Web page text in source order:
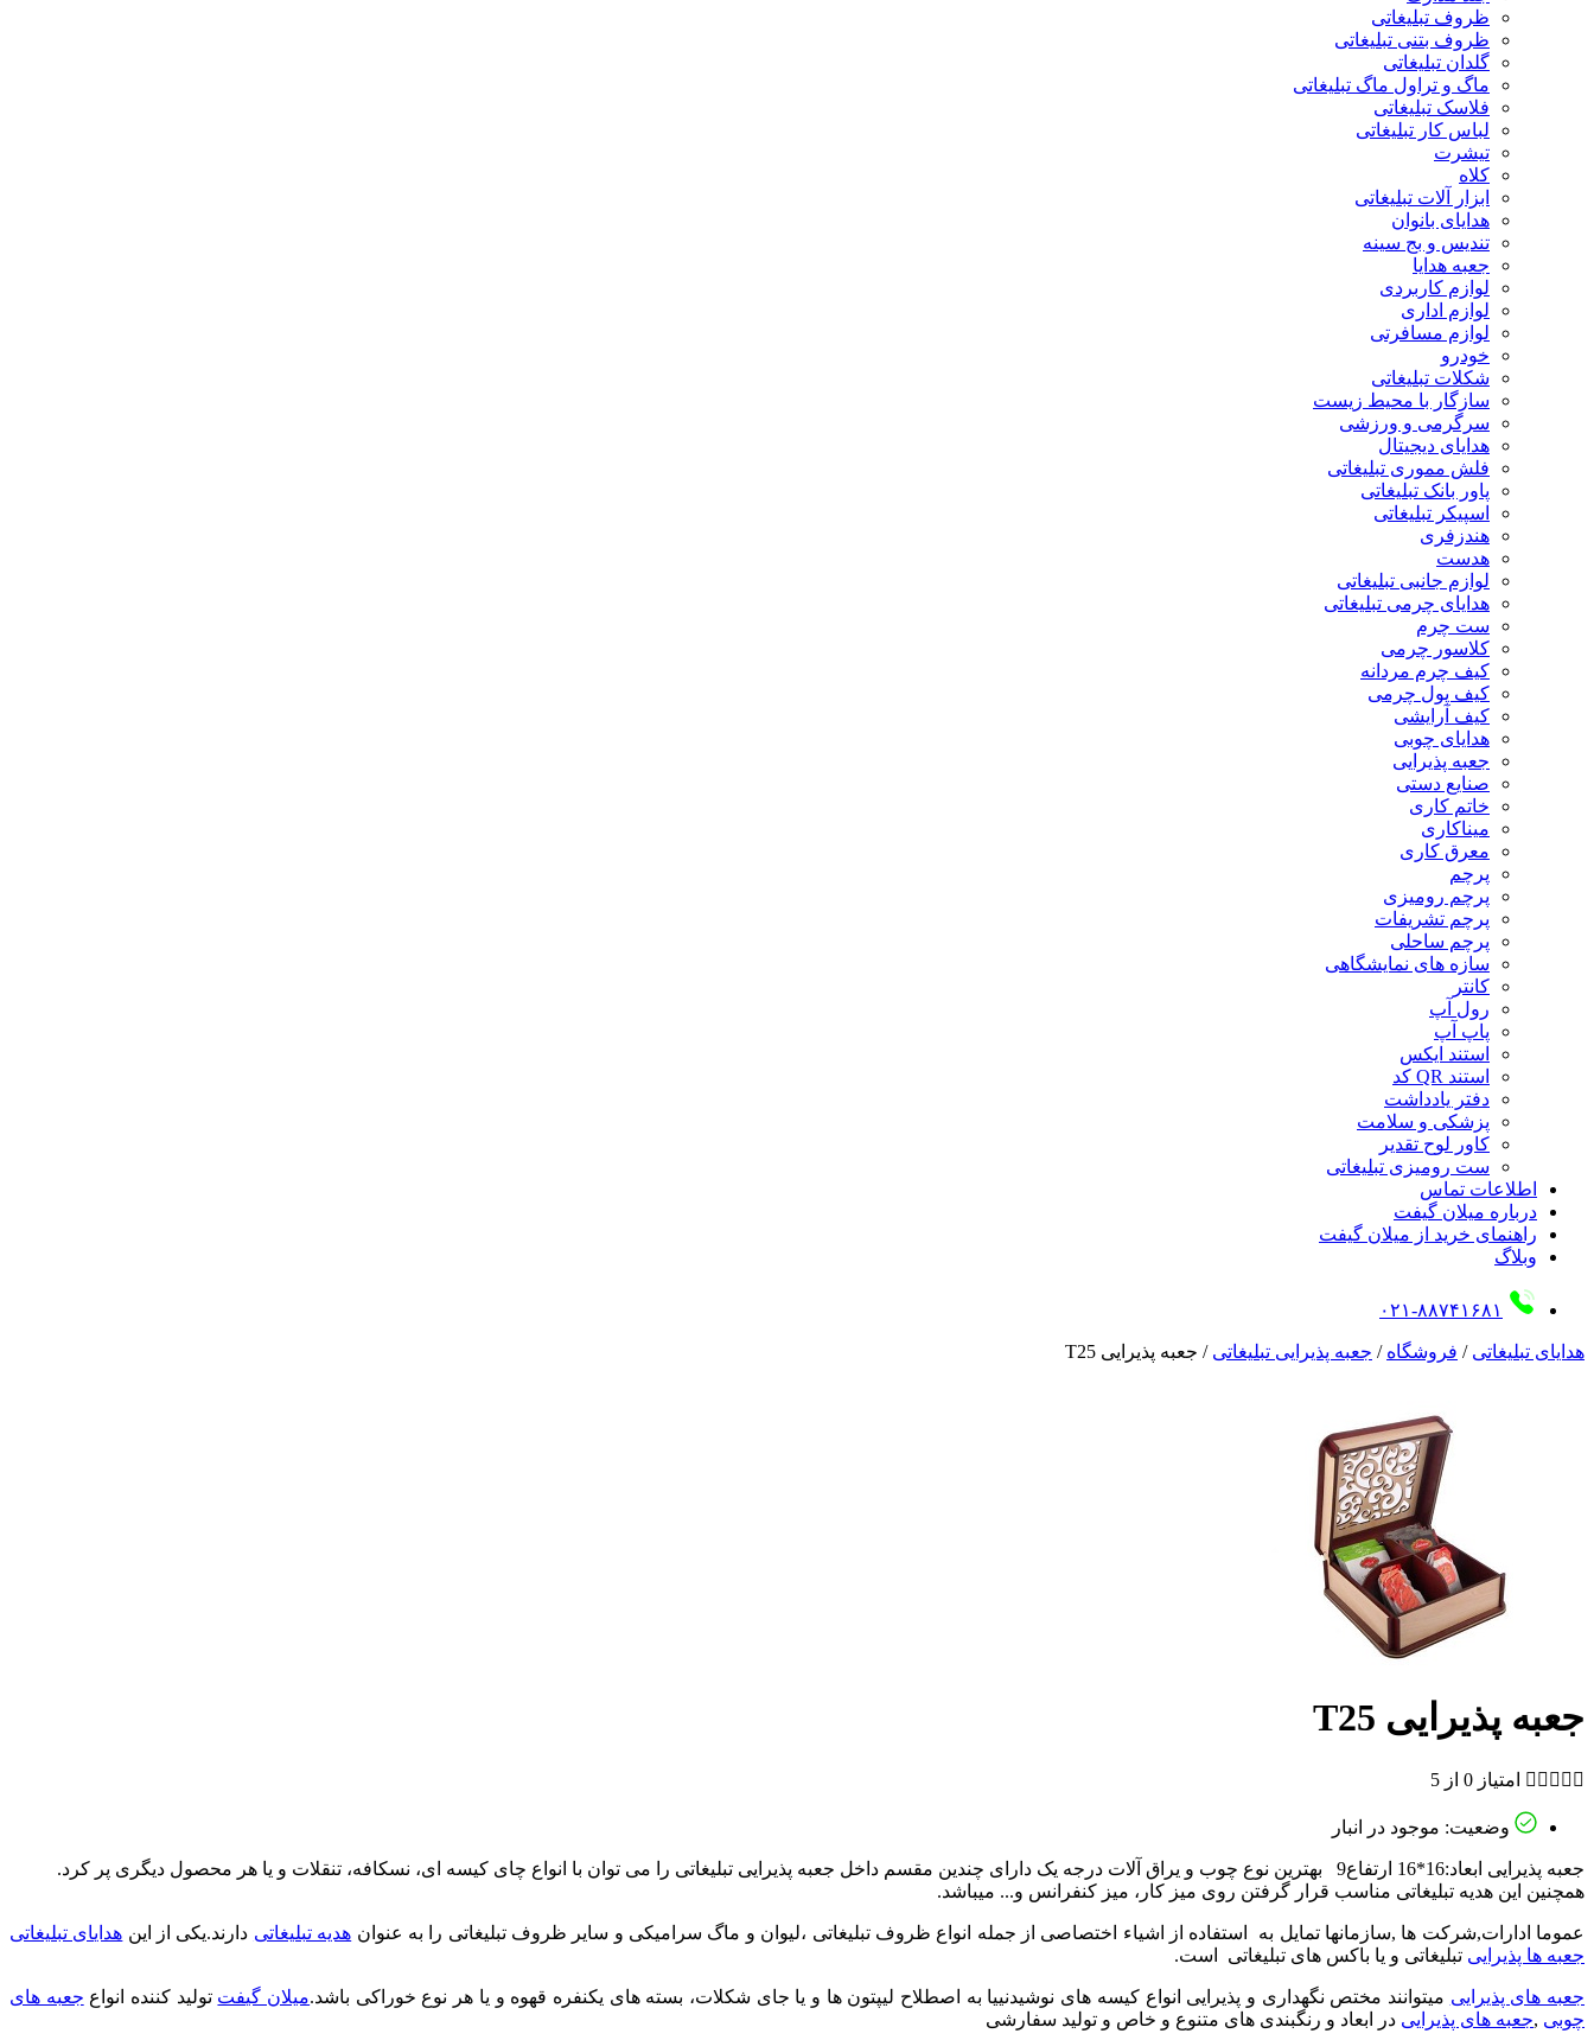
ظروف تبلیغاتی
ظروف بتنی تبلیغاتی
گلدان تبلیغاتی
ماگ و تراول ماگ تبلیغاتی
فلاسک تبلیغاتی
لباس کار تبلیغاتی
تیشرت
کلاه
ابزار آلات تبلیغاتی
هدایای بانوان
تندیس و بج سینه
جعبه هدایا
لوازم کاربردی
لوازم اداری
لوازم مسافرتی
خودرو
شکلات تبلیغاتی
سازگار با محیط زیست
سرگرمی و ورزشی
هدایای دیجیتال
فلش مموری تبلیغاتی
پاور بانک تبلیغاتی
اسپیکر تبلیغاتی
هندزفری
هدست
لوازم جانبی تبلیغاتی
هدایای چرمی تبلیغاتی
ست چرم
کلاسور چرمی
کیف چرم مردانه
کیف پول چرمی
کیف آرایشی
هدایای چوبی
جعبه پذیرایی
صنایع دستی
خاتم کاری
میناکاری
معرق کاری
پرچم
پرچم رومیزی
پرچم تشریفات
پرچم ساحلی
سازه های نمایشگاهی
کانتر
رول آپ
پاپ آپ
استند ایکس
استند QR کد
دفتر یادداشت
پزشکی و سلامت
کاور لوح تقدیر
ست رومیزی تبلیغاتی
اطلاعات تماس
درباره میلان گیفت
راهنمای خرید از میلان گیفت
وبلاگ
۰۲۱-۸۸۷۴۱۶۸۱
هدایای تبلیغاتی / فروشگاه / جعبه پذیرایی تبلیغاتی / جعبه پذیرایی T25
جعبه پذیرایی T25
     امتیاز 0 از 5
وضعیت: موجود در انبار
جعبه پذیرایی ابعاد:16*16 ارتفاع9 بهترین نوع چوب و یراق آلات درجه یک دارای چندین مقسم داخل جعبه پذیرایی تبلیغاتی را می توان با انواع چای کیسه ای، نسکافه، تنقلات و یا هر محصول دیگری پر کرد.
همچنین این هدیه تبلیغاتی مناسب قرار گرفتن روی میز کار، میز کنفرانس و... میباشد.
عموما ادارات,شرکت ها ,سازمانها تمایل به استفاده از اشیاء اختصاصی از جمله انواع ظروف تبلیغاتی ،لیوان و ماگ سرامیکی و سایر ظروف تبلیغاتی را به عنوان هدیه تبلیغاتی دارند.یکی از این هدایای تبلیغاتی
جعبه ها پذیرایی تبلیغاتی و یا باکس های تبلیغاتی است.
جعبه های پذیرایی میتوانند مختص نگهداری و پذیرایی انواع کیسه های نوشیدنییا به اصطلاح لیپتون ها و یا جای شکلات، بسته های یکنفره قهوه و یا هر نوع خوراکی باشد.میلان گیفت تولید کننده انواع جعبه های
چوبی ,جعبه های پذیرایی در ابعاد و رنگبندی های متنوع و خاص و تولید سفارشی